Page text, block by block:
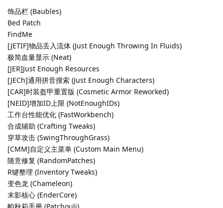
饰品栏 (Baubles)
Bed Patch
FindMe
[JETIF]物品丢入流体 (Just Enough Throwing In Fluids)
极简血量显示 (Neat)
[JER]Just Enough Resources
[JECh]通用拼音搜索 (Just Enough Characters)
[CAR]时装盔甲重置版 (Cosmetic Armor Reworked)
[NEID]增加ID上限 (NotEnoughIDs)
工作台性能优化 (FastWorkbench)
合成辅助 (Crafting Tweaks)
穿草攻击 (SwingThroughGrass)
[CMM]自定义主菜单 (Custom Main Menu)
随意修复 (RandomPatches)
R键整理 (Inventory Tweaks)
变色龙 (Chameleon)
末影核心 (EnderCore)